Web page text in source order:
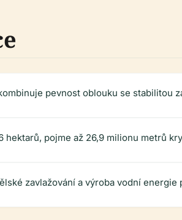
pevnost oblouku se stabilitou
hektarů, pojme až 26,9 milionu metrů
zavlažování a výroba vodní energie